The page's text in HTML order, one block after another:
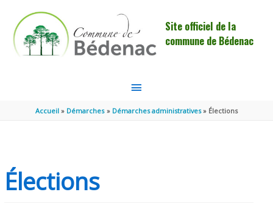
Site officiel de la
commune de Bédenac
MENU
PRINCIPAL
Accueil Démarches Démarches administratives Élections
Élections